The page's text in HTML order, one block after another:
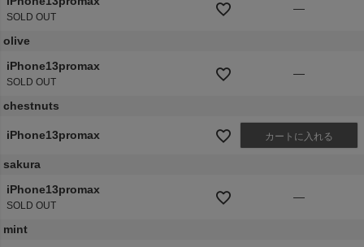
SOLD OUT
—
olive
iPhone13promax
SOLD OUT
—
chestnuts
iPhone13promax カートに入れる
sakura
iPhone13promax
SOLD OUT
—
mint